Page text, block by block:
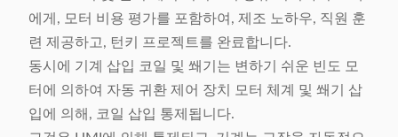
에게, 모터 비용 평가를 포함하여, 제조 노하우, 직원 훈
련 제공하고, 턴키 프로젝트를 완료합니다.
동시에 기계 삽입 코일 및 쐐기는 변하기 쉬운 빈도 모
터에 의하여 자동 귀환 제어 장치 모터 체계 및 쐐기 삽
입에 의해, 코일 삽입 통제됩니다.